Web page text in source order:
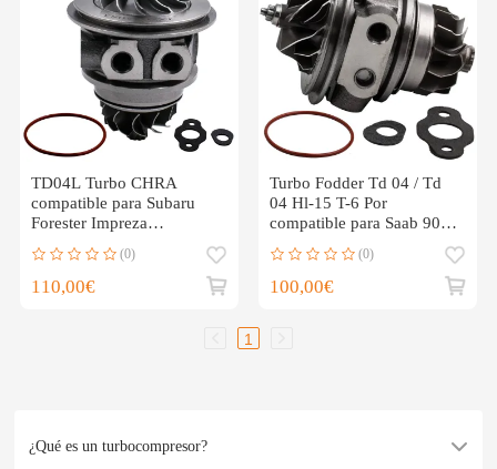
TD04L Turbo CHRA
compatible para Subaru
Forester Impreza
49377-04300
(0)
110,00€
Turbo Fodder Td 04 / Td
04 Hl-15 T-6 Por
compatible para Saab 9000
2.3 Arrow B234 R 162 Qu
4918901800
(0)
100,00€
1
¿Qué es un turbocompresor?